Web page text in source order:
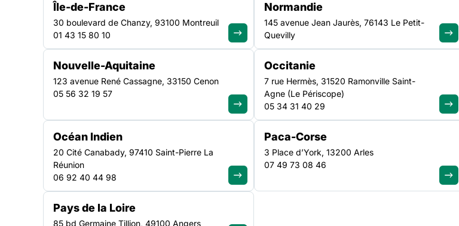
ACTUALITÉ | 8 JUILLET 2026
Monsieur le Premier ministre,
entendre les associations de
solidarité, c’est entendre la
réalité du pays
Lire la suite
TRANSVERSE
NATIONAL
Île-de-France
30 boulevard de Chanzy, 93100 Montreuil
01 43 15 80 10
Normandie
145 avenue Jean Jaurès, 76143 Le Petit-
Quevilly
Nouvelle-Aquitaine
123 avenue René Cassagne, 33150 Cenon
05 56 32 19 57
Occitanie
7 rue Hermès, 31520 Ramonville Saint-
Agne (Le Périscope)
05 34 31 40 29
Océan Indien
20 Cité Canabady, 97410 Saint-Pierre La
Réunion
06 92 40 44 98
Paca-Corse
3 Place d’York, 13200 Arles
07 49 73 08 46
Pays de la Loire
85 bd Germaine Tillion, 49100 Angers